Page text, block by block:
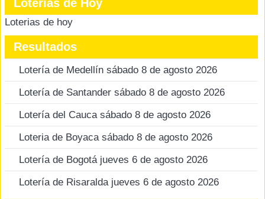
Loterias de Hoy
Loterias de hoy
Resultados
Lotería de Medellín sábado 8 de agosto 2026
Lotería de Santander sábado 8 de agosto 2026
Lotería del Cauca sábado 8 de agosto 2026
Loteria de Boyaca sábado 8 de agosto 2026
Lotería de Bogotá jueves 6 de agosto 2026
Lotería de Risaralda jueves 6 de agosto 2026